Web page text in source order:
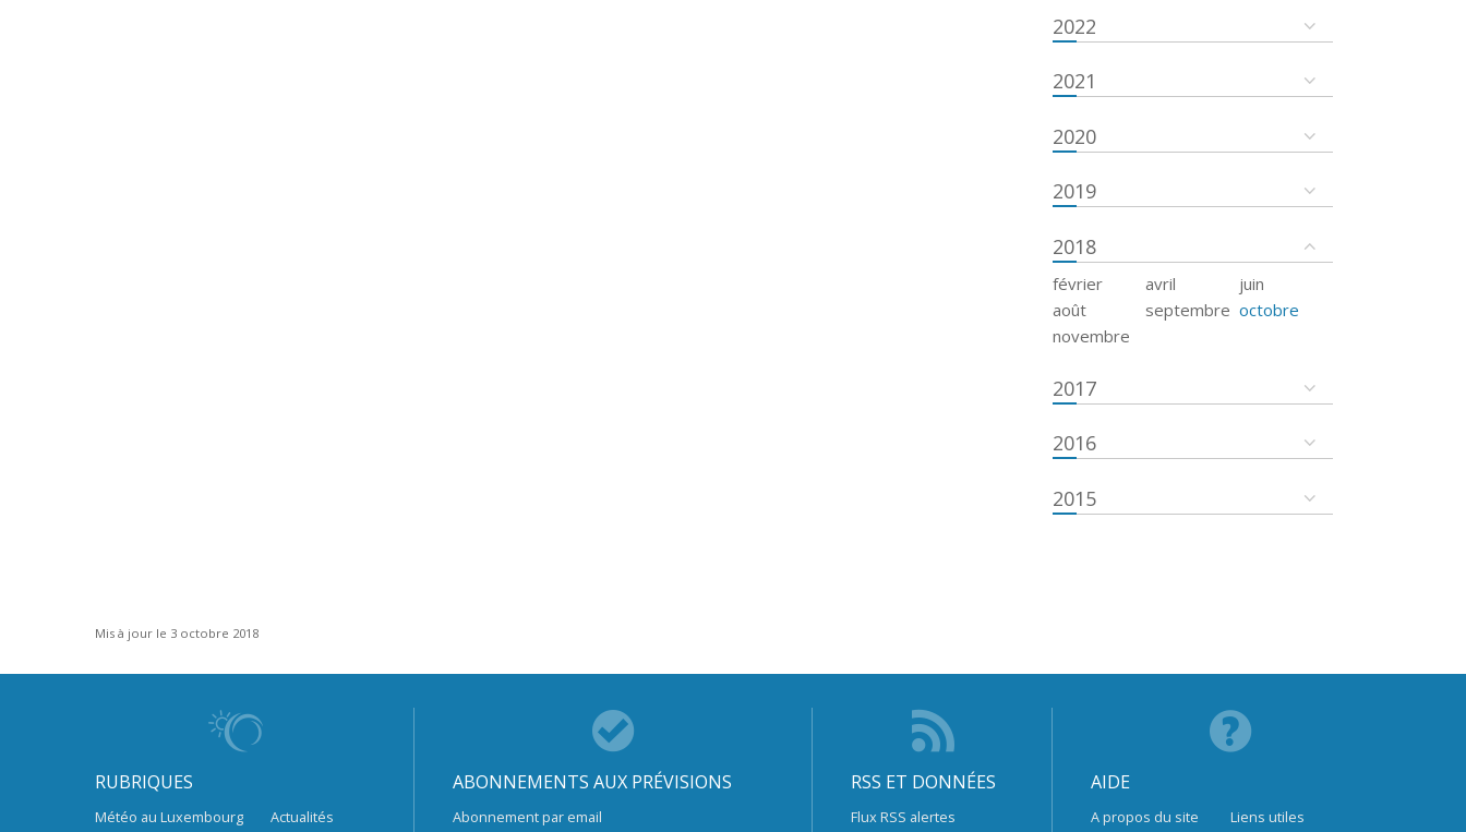
2022
2021
2020
2019
2018
février avril
juin
août
septembre octobre
novembre
2017
2016
2015
Mis à jour le 3 octobre 2018
RUBRIQUES
Météo au Luxembourg Actualités
ABONNEMENTS AUX PRÉVISIONS
Abonnement par email
RSS ET DONNÉES
Flux RSS alertes
AIDE
A propos du site Liens utiles